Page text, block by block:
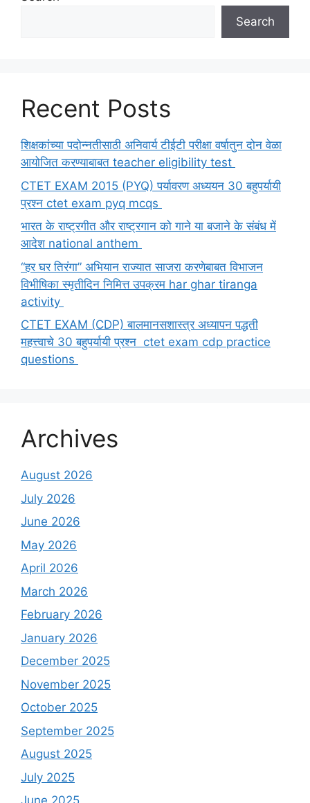
Search
Recent Posts
शिक्षकांच्या पदोन्नतीसाठी अनिवार्य टीईटी परीक्षा वर्षातुन दोन वेळा
आयोजित करण्याबाबत teacher eligibility test
CTET EXAM 2015 (PYQ) पर्यावरण अध्ययन 30 बहुपर्यायी
प्रश्न ctet exam pyq mcqs
भारत के राष्ट्रगीत और राष्ट्रगान को गाने या बजाने के संबंध में
आदेश national anthem
“हर घर तिरंगा” अभियान राज्यात साजरा करणेबाबत विभाजन
विभीषिका स्मृतीदिन निमित्त उपक्रम har ghar tiranga
activity
CTET EXAM (CDP) बालमानसशास्त्र अध्यापन पद्धती
महत्त्वाचे 30 बहुपर्यायी प्रश्न ctet exam cdp practice
questions
Archives
August 2026
July 2026
June 2026
May 2026
April 2026
March 2026
February 2026
January 2026
December 2025
November 2025
October 2025
September 2025
August 2025
July 2025